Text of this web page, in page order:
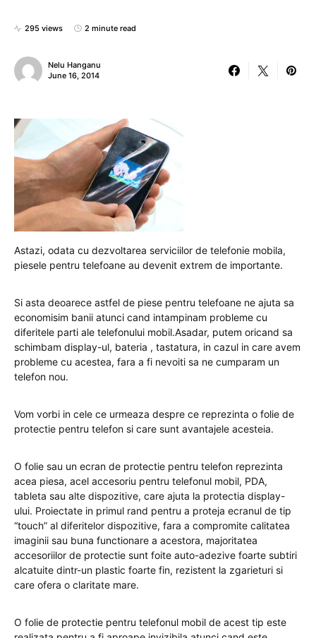
295 views 2 minute read
Nelu Hanganu
June 16, 2014
Astazi, odata cu dezvoltarea serviciilor de telefonie mobila,
piesele pentru telefoane au devenit extrem de importante.
Si asta deoarece astfel de piese pentru telefoane ne ajuta sa
economisim banii atunci cand intampinam probleme cu
diferitele parti ale telefonului mobil.Asadar, putem oricand sa
schimbam display-ul, bateria , tastatura, in cazul in care avem
probleme cu acestea, fara a fi nevoiti sa ne cumparam un
telefon nou.
Vom vorbi in cele ce urmeaza despre ce reprezinta o folie de
protectie pentru telefon si care sunt avantajele acesteia.
O folie sau un ecran de protectie pentru telefon reprezinta
acea piesa, acel accesoriu pentru telefonul mobil, PDA,
tableta sau alte dispozitive, care ajuta la protectia display-
ului. Proiectate in primul rand pentru a proteja ecranul de tip
“touch” al diferitelor dispozitive, fara a compromite calitatea
imaginii sau buna functionare a acestora, majoritatea
accesoriilor de protectie sunt foite auto-adezive foarte subtiri
alcatuite dintr-un plastic foarte fin, rezistent la zgarieturi si
care ofera o claritate mare.
O folie de protectie pentru telefonul mobil de acest tip este